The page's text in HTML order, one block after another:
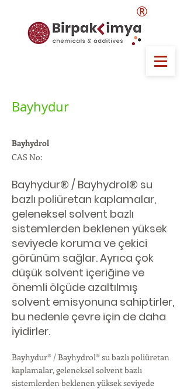
®
Bayhydur
Bayhydrol
CAS No:
Bayhydur® / Bayhydrol® su
bazlı poliüretan kaplamalar,
geleneksel solvent bazlı
sistemlerden beklenen yüksek
seviyede koruma ve çekici
görünüm sağlar. Ayrıca çok
düşük solvent içeriğine ve
önemli ölçüde azaltılmış
solvent emisyonuna sahiptirler,
bu nedenle çevre için de daha
iyidirler.
Bayhydur® / Bayhydrol® su bazlı poliüretan
kaplamalar, geleneksel solvent bazlı
sistemlerden beklenen yüksek seviyede